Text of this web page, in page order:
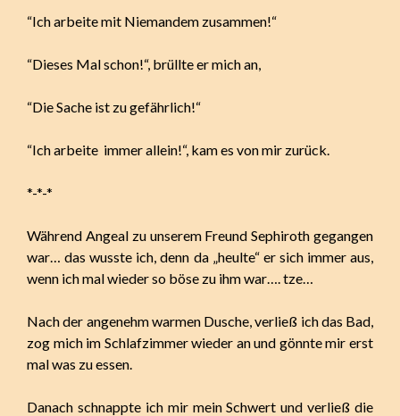
“Ich arbeite mit Niemandem zusammen!“
“Dieses Mal schon!“, brüllte er mich an,
“Die Sache ist zu gefährlich!“
“Ich arbeite immer allein!“, kam es von mir zurück.
*-*-*
Während Angeal zu unserem Freund Sephiroth gegangen
war… das wusste ich, denn da „heulte“ er sich immer aus,
wenn ich mal wieder so böse zu ihm war…. tze…
Nach der angenehm warmen Dusche, verließ ich das Bad,
zog mich im Schlafzimmer wieder an und gönnte mir erst
mal was zu essen.
Danach schnappte ich mir mein Schwert und verließ die